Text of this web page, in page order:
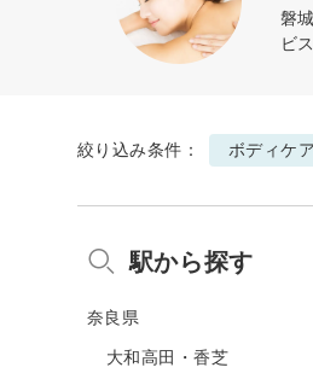
磐
ビ
絞り込み条件： ボディケア
駅から探す
奈良県
大和高田・香芝